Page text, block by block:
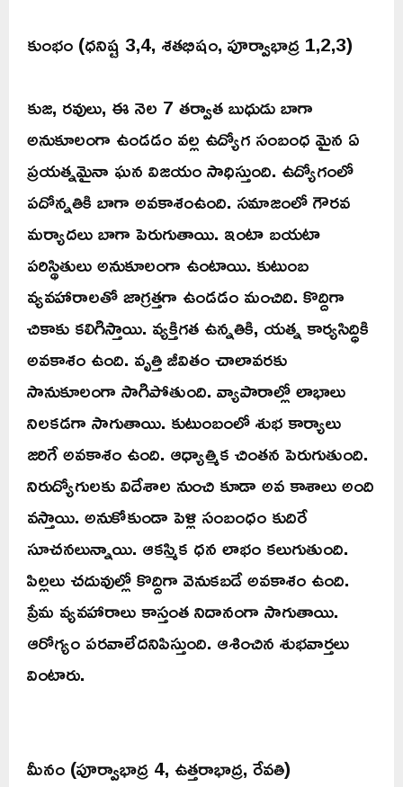
కుంభం (ధనిష్ట 3,4, శతభిషం, పూర్వాభాద్ర 1,2,3)
కుజ, రవులు, ఈ నెల 7 తర్వాత బుధుడు బాగా
అనుకూలంగా ఉండడం వల్ల ఉద్యోగ సంబంధ మైన ఏ
ప్రయత్నమైనా ఘన విజయం సాధిస్తుంది. ఉద్యోగంలో
పదోన్నతికి బాగా అవకాశంఉంది. సమాజంలో గౌరవ
మర్యాదలు బాగా పెరుగుతాయి. ఇంటా బయటా
పరిస్థితులు అనుకూలంగా ఉంటాయి. కుటుంబ
వ్యవహారాలతో జాగ్రత్తగా ఉండడం మంచిది. కొద్దిగా
చికాకు కలిగిస్తాయి. వ్యక్తిగత ఉన్నతికి, యత్న కార్యసిద్ధికి
అవకాశం ఉంది. వృత్తి జీవితం చాలావరకు
సానుకూలంగా సాగిపోతుంది. వ్యాపారాల్లో లాభాలు
నిలకడగా సాగుతాయి. కుటుంబంలో శుభ కార్యాలు
జరిగే అవకాశం ఉంది. ఆధ్యాత్మిక చింతన పెరుగుతుంది.
నిరుద్యోగులకు విదేశాల నుంచి కూడా అవ కాశాలు అంది
వస్తాయి. అనుకోకుండా పెళ్లి సంబంధం కుదిరే
సూచనలున్నాయి. ఆకస్మిక ధన లాభం కలుగుతుంది.
పిల్లలు చదువుల్లో కొద్దిగా వెనుకబడే అవకాశం ఉంది.
ప్రేమ వ్యవహారాలు కాస్తంత నిదానంగా సాగుతాయి.
ఆరోగ్యం పరవాలేదనిపిస్తుంది. ఆశించిన శుభవార్తలు
వింటారు.
మీనం (పూర్వాభాద్ర 4, ఉత్తరాభాద్ర, రేవతి)